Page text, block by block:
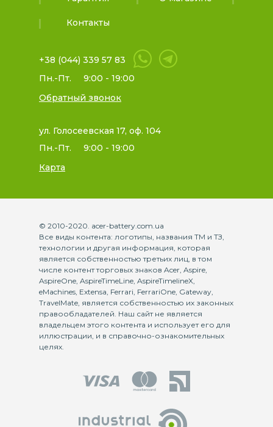
Контакты
+38 (044) 339 57 83
Пн.-Пт.
9:00 - 19:00
Обратный звонок
ул. Голосеевская 17, оф. 104
Пн.-Пт.
9:00 - 19:00
Карта
© 2010-2020. acer-battery.com.ua
Все виды контента: логотипы, названия ТМ и ТЗ,
технологии и другая информация, которая
является собственностью третьих лиц, в том
числе контент торговых знаков Acer, Aspire,
AspireOne, AspireTimeLine, AspireTimelineX,
eMachines, Extensa, Ferrari, FerrariOne, Gateway,
TravelMate, является собственностью их законных
правообладателей. Наш сайт не является
владельцем этого контента и использует его для
иллюстрации, и в справочно-ознакомительных
целях.